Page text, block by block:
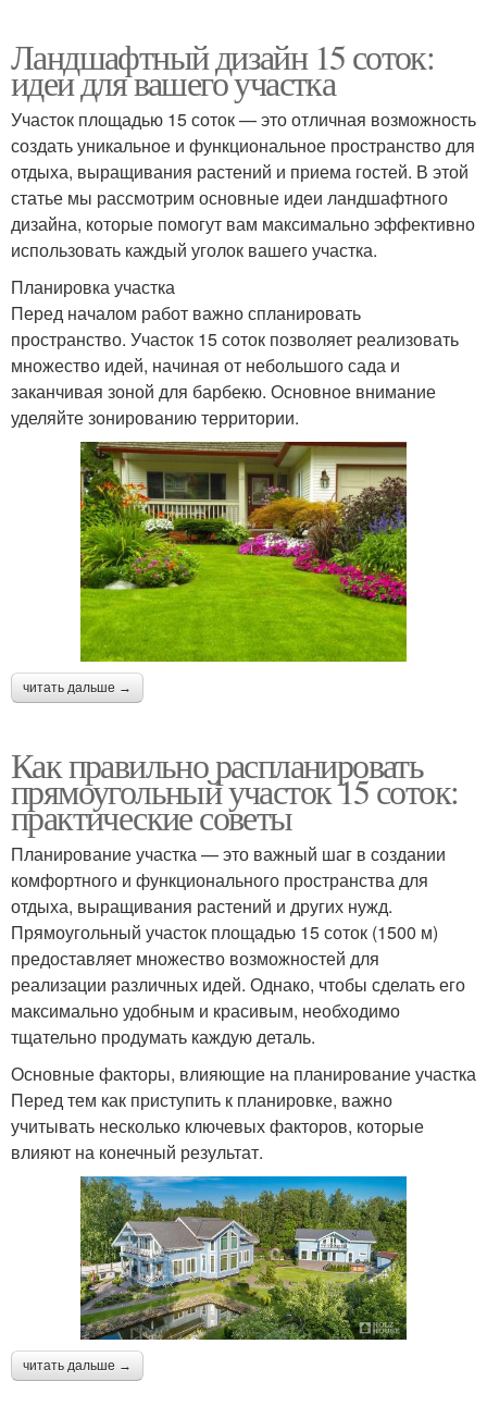
Ландшафтный дизайн 15 соток:
идеи для вашего участка
Участок площадью 15 соток — это отличная возможность
создать уникальное и функциональное пространство для
отдыха, выращивания растений и приема гостей. В этой
статье мы рассмотрим основные идеи ландшафтного
дизайна, которые помогут вам максимально эффективно
использовать каждый уголок вашего участка.
Планировка участка
Перед началом работ важно спланировать
пространство. Участок 15 соток позволяет реализовать
множество идей, начиная от небольшого сада и
заканчивая зоной для барбекю. Основное внимание
уделяйте зонированию территории.
читать дальше →
Как правильно распланировать
прямоугольный участок 15 соток:
практические советы
Планирование участка — это важный шаг в создании
комфортного и функционального пространства для
отдыха, выращивания растений и других нужд.
Прямоугольный участок площадью 15 соток (1500 м)
предоставляет множество возможностей для
реализации различных идей. Однако, чтобы сделать его
максимально удобным и красивым, необходимо
тщательно продумать каждую деталь.
Основные факторы, влияющие на планирование участка
Перед тем как приступить к планировке, важно
учитывать несколько ключевых факторов, которые
влияют на конечный результат.
читать дальше →